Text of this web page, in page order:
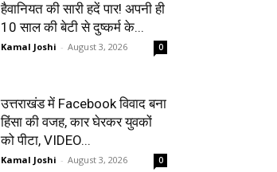
हैवानियत की सारी हदें पार! अपनी ही
10 साल की बेटी से दुष्कर्म के...
Kamal Joshi - August 3, 2026 0
उत्तराखंड में Facebook विवाद बना
हिंसा की वजह, कार घेरकर युवकों
को पीटा, VIDEO...
Kamal Joshi - August 3, 2026 0